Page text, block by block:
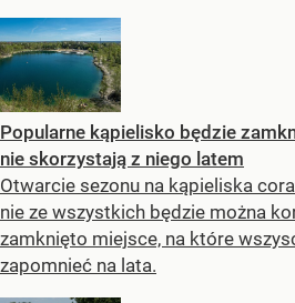
Popularne kąpielisko będzie
nie skorzystają z niego latem
Otwarcie sezonu na kąpieliska
nie ze wszystkich będzie można
zamknięto miejsce, na które
zapomnieć na lata.